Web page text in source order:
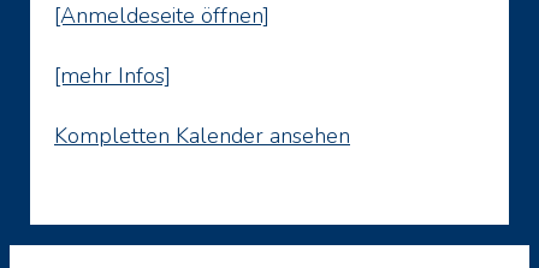
[Anmeldeseite öffnen]
[mehr Infos]
Kompletten Kalender ansehen